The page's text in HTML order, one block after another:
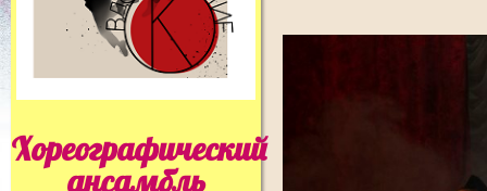
Хореографический
ансамбль